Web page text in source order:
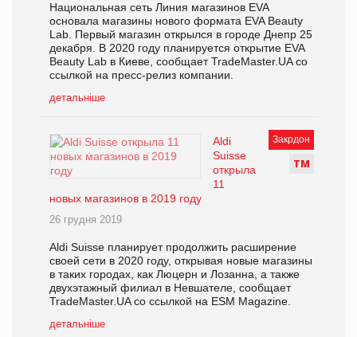
Национальная сеть Линия магазинов EVA
основала магазины нового формата EVA Beauty
Lab. Первый магазин открылся в городе Днепр 25
декабря. В 2020 году планируется открытие EVA
Beauty Lab в Киеве, сообщает TradeMaster.UA со
ссылкой на пресс-релиз компании.
детальніше
Закрдон
ТМ
Aldi
Suisse
открыла
11
новых магазинов в 2019 году
26 грудня 2019
Aldi Suisse планирует продолжить расширение
своей сети в 2020 году, открывая новые магазины
в таких городах, как Люцерн и Лозанна, а также
двухэтажный филиал в Невшателе, сообщает
TradeMaster.UA со ссылкой на ESM Magazine.
детальніше